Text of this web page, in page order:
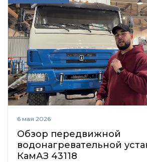
6 мая 2026
Обзор передвижной
водонагревательной
КамАЗ 43118